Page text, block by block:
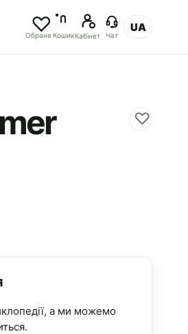
Обране Кошик Кабінет Чат
UA
♡
а ми можемо